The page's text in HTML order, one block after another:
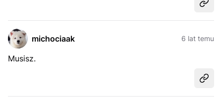
michociaak 6 lat temu
Musisz.